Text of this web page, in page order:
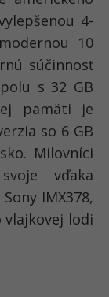
4-
10
súčinnosť
s 32 GB
pamäti je
so 6 GB
Milovníci
vďaka
IMX378,
vlajkovej lodi